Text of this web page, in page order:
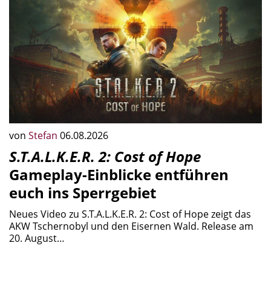
von Stefan 06.08.2026
S.T.A.L.K.E.R. 2: Cost of Hope
Gameplay-Einblicke entführen
euch ins Sperrgebiet
Neues Video zu S.T.A.L.K.E.R. 2: Cost of Hope zeigt das
AKW Tschernobyl und den Eisernen Wald. Release am
20. August…